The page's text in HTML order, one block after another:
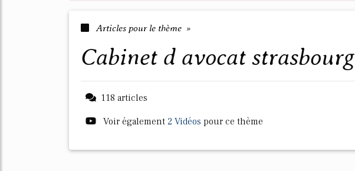
Articles pour le thème »
cabinet d avocat strasbourg
118 articles
Voir également 2 Vidéos pour ce thème